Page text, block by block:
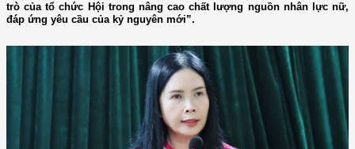
trò của tổ chức Hội trong nâng cao chất lượng nguồn nhân lực nữ,
đáp ứng yêu cầu của kỷ nguyên mới”.